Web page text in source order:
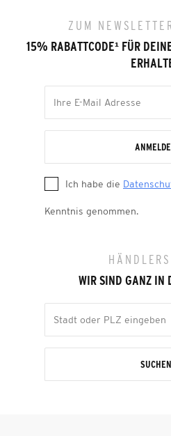
ZUM
15% RABATTCODE¹ FÜR
Ich habe die
Kenntnis genommen.
WIR SIND GANZ IN
SUCHEN